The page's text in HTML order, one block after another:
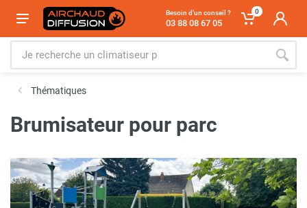
Besoin d'un conseil ?
03 88 08 67 05
0
Thématiques
Brumisateur pour parc